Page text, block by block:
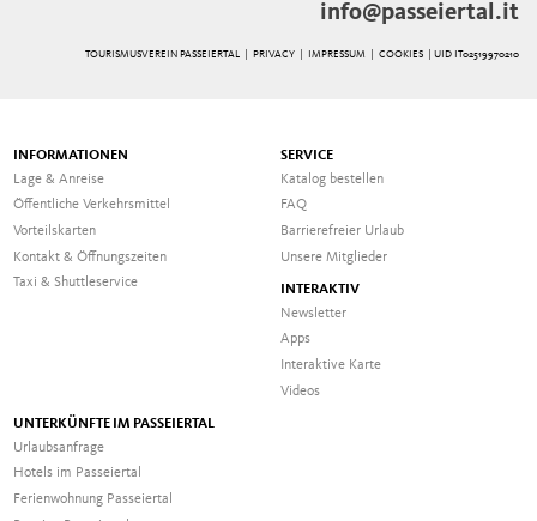
info@passeiertal.it
TOURISMUSVEREIN PASSEIERTAL | PRIVACY| IMPRESSUM| COOKIES | UID IT02519970210
INFORMATIONEN
Lage & Anreise
Öffentliche Verkehrsmittel
Vorteilskarten
Kontakt & Öffnungszeiten
Taxi & Shuttleservice
SERVICE
Katalog bestellen
FAQ
Barrierefreier Urlaub
Unsere Mitglieder
INTERAKTIV
Newsletter
Apps
Interaktive Karte
Videos
UNTERKÜNFTE IM PASSEIERTAL
Urlaubsanfrage
Hotels im Passeiertal
Ferienwohnung Passeiertal